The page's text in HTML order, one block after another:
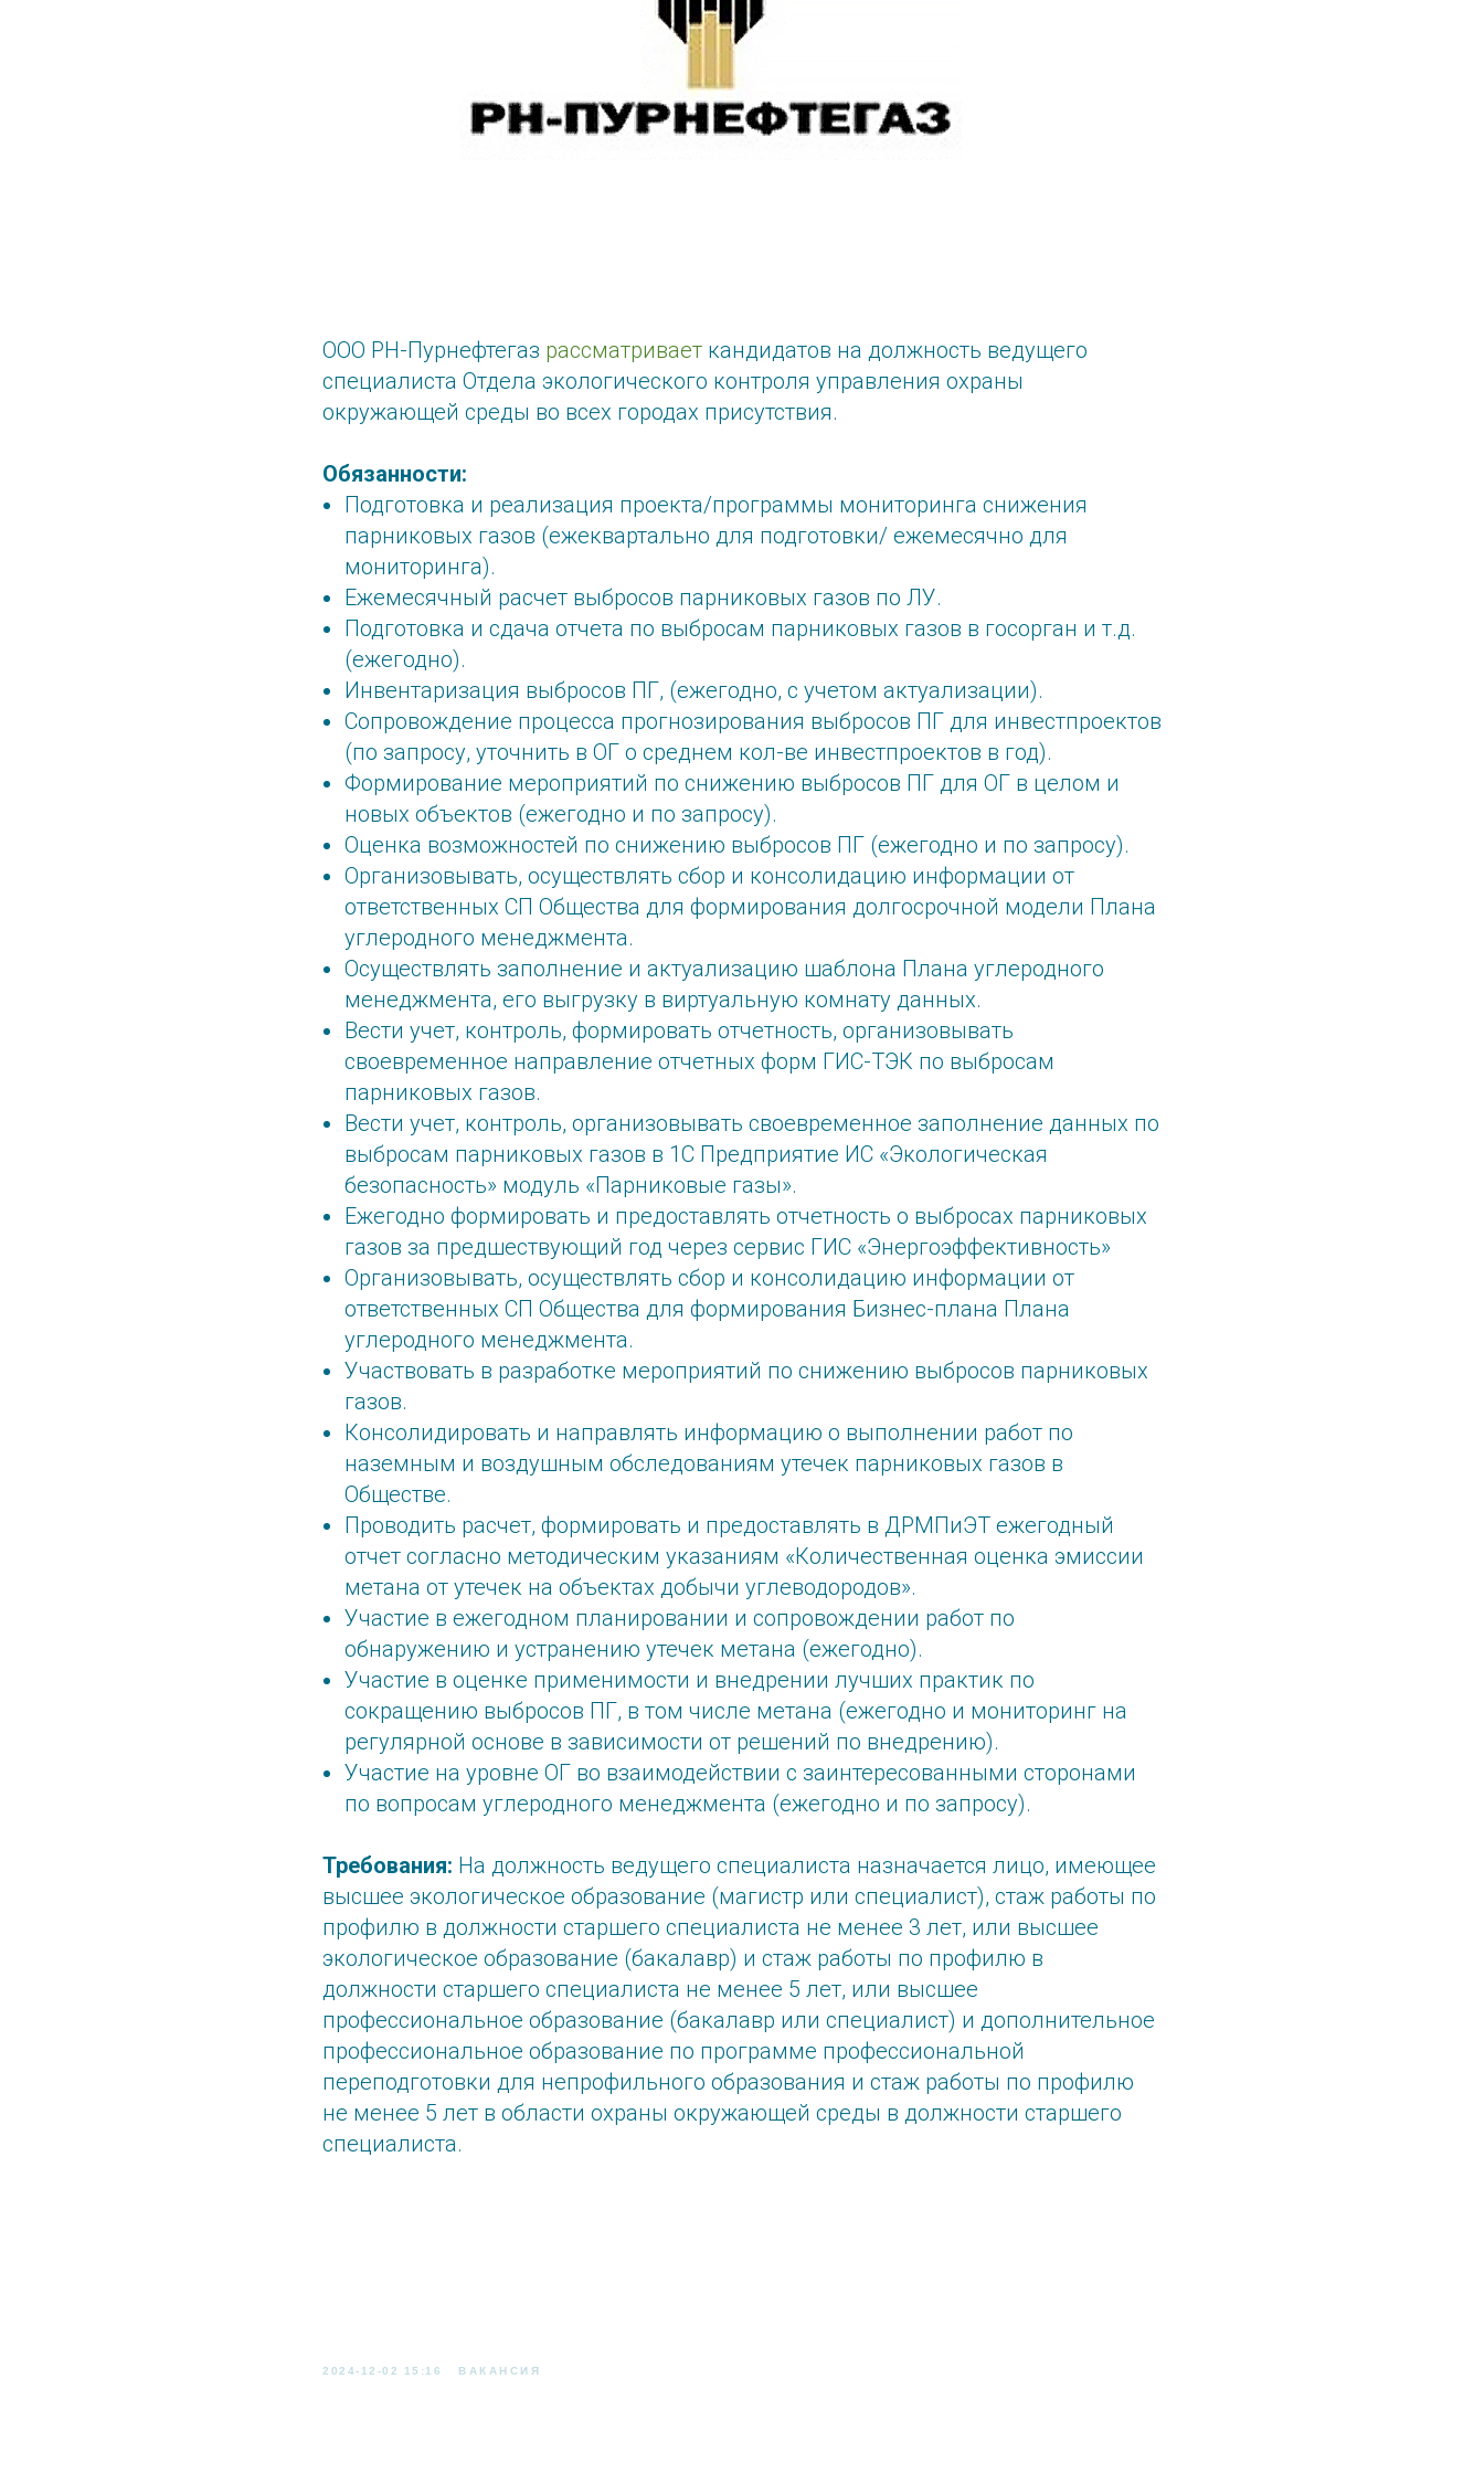
ООО РН-Пурнефтегаз рассматривает кандидатов на должность ведущего
специалиста Отдела экологического контроля управления охраны
окружающей среды во всех городах присутствия.
Обязанности:
Подготовка и реализация проекта/программы мониторинга снижения
парниковых газов (ежеквартально для подготовки/ ежемесячно для
мониторинга).
Ежемесячный расчет выбросов парниковых газов по ЛУ.
Подготовка и сдача отчета по выбросам парниковых газов в госорган и т.д.
(ежегодно).
Инвентаризация выбросов ПГ, (ежегодно, с учетом актуализации).
Сопровождение процесса прогнозирования выбросов ПГ для инвестпроектов
(по запросу, уточнить в ОГ о среднем кол-ве инвестпроектов в год).
Формирование мероприятий по снижению выбросов ПГ для ОГ в целом и
новых объектов (ежегодно и по запросу).
Оценка возможностей по снижению выбросов ПГ (ежегодно и по запросу).
Организовывать, осуществлять сбор и консолидацию информации от
ответственных СП Общества для формирования долгосрочной модели Плана
углеродного менеджмента.
Осуществлять заполнение и актуализацию шаблона Плана углеродного
менеджмента, его выгрузку в виртуальную комнату данных.
Вести учет, контроль, формировать отчетность, организовывать
своевременное направление отчетных форм ГИС-ТЭК по выбросам
парниковых газов.
Вести учет, контроль, организовывать своевременное заполнение данных по
выбросам парниковых газов в 1С Предприятие ИС «Экологическая
безопасность» модуль «Парниковые газы».
Ежегодно формировать и предоставлять отчетность о выбросах парниковых
газов за предшествующий год через сервис ГИС «Энергоэффективность»
Организовывать, осуществлять сбор и консолидацию информации от
ответственных СП Общества для формирования Бизнес-плана Плана
углеродного менеджмента.
Участвовать в разработке мероприятий по снижению выбросов парниковых
газов.
Консолидировать и направлять информацию о выполнении работ по
наземным и воздушным обследованиям утечек парниковых газов в
Обществе.
Проводить расчет, формировать и предоставлять в ДРМПиЭТ ежегодный
отчет согласно методическим указаниям «Количественная оценка эмиссии
метана от утечек на объектах добычи углеводородов».
Участие в ежегодном планировании и сопровождении работ по
обнаружению и устранению утечек метана (ежегодно).
Участие в оценке применимости и внедрении лучших практик по
сокращению выбросов ПГ, в том числе метана (ежегодно и мониторинг на
регулярной основе в зависимости от решений по внедрению).
Участие на уровне ОГ во взаимодействии с заинтересованными сторонами
по вопросам углеродного менеджмента (ежегодно и по запросу).
Требования: На должность ведущего специалиста назначается лицо, имеющее
высшее экологическое образование (магистр или специалист), стаж работы по
профилю в должности старшего специалиста не менее 3 лет, или высшее
экологическое образование (бакалавр) и стаж работы по профилю в
должности старшего специалиста не менее 5 лет, или высшее
профессиональное образование (бакалавр или специалист) и дополнительное
профессиональное образование по программе профессиональной
переподготовки для непрофильного образования и стаж работы по профилю
не менее 5 лет в области охраны окружающей среды в должности старшего
специалиста.
2024-12-02 15:16 ВАКАНСИЯ